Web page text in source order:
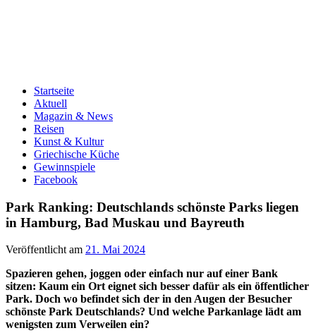
Startseite
Aktuell
Magazin & News
Reisen
Kunst & Kultur
Griechische Küche
Gewinnspiele
Facebook
Park Ranking: Deutschlands schönste Parks liegen
in Hamburg, Bad Muskau und Bayreuth
Veröffentlicht am 21. Mai 2024
Spazieren gehen, joggen oder einfach nur auf einer Bank
sitzen: Kaum ein Ort eignet sich besser dafür als ein öffentlicher
Park. Doch wo befindet sich der in den Augen der Besucher
schönste Park Deutschlands? Und welche Parkanlage lädt am
wenigsten zum Verweilen ein?